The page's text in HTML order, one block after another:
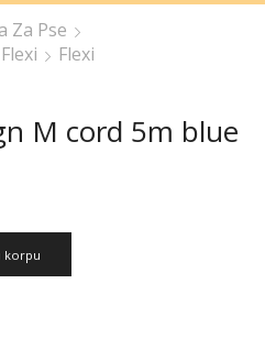
Za Pse
Flexi
M cord 5m blue
korpu